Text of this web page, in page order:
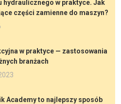
hydraulicznego w praktyce. Jak
części zamienne do maszyn?
w praktyce — zastosowania
branżach
Academy to najlepszy sposób